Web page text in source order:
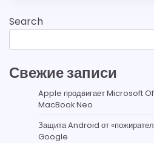
Search
Свежие записи
Apple продвигает Microsoft
MacBook Neo
Защита Android от
Google